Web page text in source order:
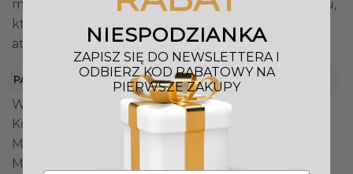
można stworzyć przestrzeń pełną elegancji i uroku,
która ożywi każde wnętrze i stworzy wyjątkową
atmosferę w każdym pomieszczeniu.
PARAMETRY
Wymiary (Śr. x W.): 43,5 x 56,5 cm
Kolor: Srebrny, Czarny
Materiał: Metal, Tkanina
Minimalny zwis: 67 cm
NIESPODZIANKA
ZAPISZ SIĘ DO NEWSLETTERA I
ODBIERZ KOD RABATOWY NA
PIERWSZE ZAKUPY